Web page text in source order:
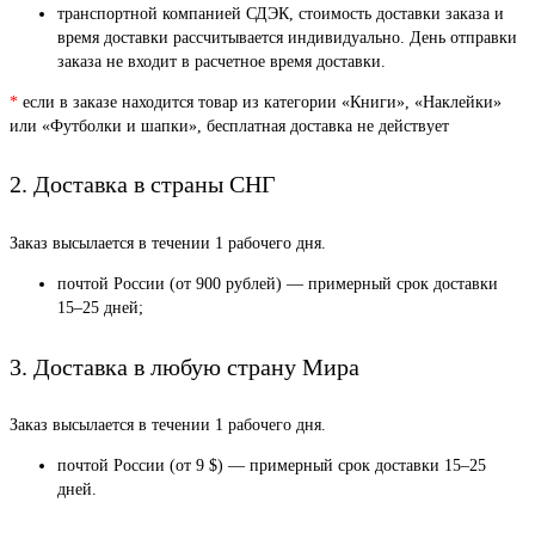
транспортной компанией СДЭК, стоимость доставки заказа и
время доставки рассчитывается индивидуально. День отправки
заказа не входит в расчетное время доставки.
* если в заказе находится товар из категории «Книги», «Наклейки»
или «Футболки и шапки», бесплатная доставка не действует
2. Доставка в страны СНГ
Заказ высылается в течении 1 рабочего дня.
почтой России (от 900 рублей) — примерный срок доставки
15–25 дней;
3. Доставка в любую страну Мира
Заказ высылается в течении 1 рабочего дня.
почтой России (от 9 $) — примерный срок доставки 15–25
дней.